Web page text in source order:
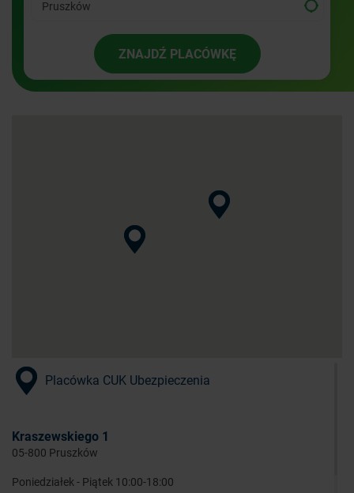
ZNAJDŹ PLACÓWKĘ
Placówka CUK Ubezpieczenia
Kraszewskiego 1
05-800 Pruszków
Poniedziałek - Piątek 10:00-18:00